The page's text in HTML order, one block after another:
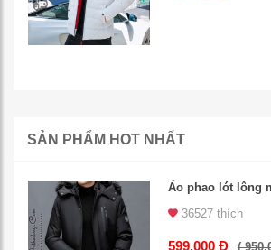
SẢN PHẨM HOT NHẤT
Áo phao lót lông
36527 thích
599.000 Đ (